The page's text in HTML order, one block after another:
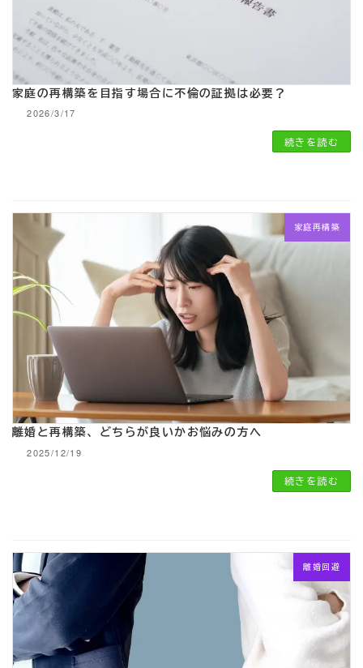
家庭の再構築を目指す場合に不倫の証拠は必要？
2026/3/17
続きを読む
家庭再構築
離婚と再構築、どちらが良いかお悩みの方へ
2025/12/19
続きを読む
離婚回避